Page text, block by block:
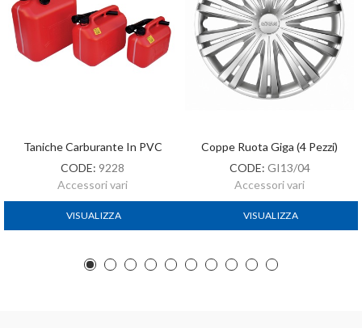
Taniche Carburante In PVC
CODE: 9228
Accessori vari
VISUALIZZA
Coppe Ruota Giga (4 Pezzi)
CODE: GI13/04
Accessori vari
VISUALIZZA